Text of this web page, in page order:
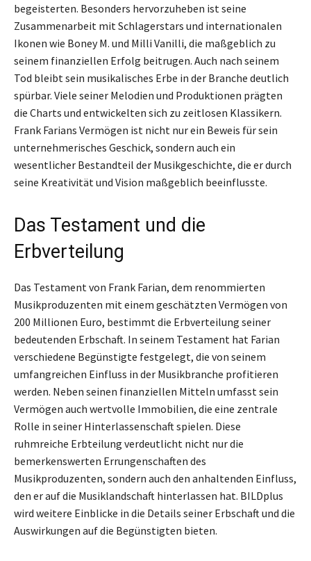
begeisterten. Besonders hervorzuheben ist seine
Zusammenarbeit mit Schlagerstars und internationalen
Ikonen wie Boney M. und Milli Vanilli, die maßgeblich zu
seinem finanziellen Erfolg beitrugen. Auch nach seinem
Tod bleibt sein musikalisches Erbe in der Branche deutlich
spürbar. Viele seiner Melodien und Produktionen prägten
die Charts und entwickelten sich zu zeitlosen Klassikern.
Frank Farians Vermögen ist nicht nur ein Beweis für sein
unternehmerisches Geschick, sondern auch ein
wesentlicher Bestandteil der Musikgeschichte, die er durch
seine Kreativität und Vision maßgeblich beeinflusste.
Das Testament und die
Erbverteilung
Das Testament von Frank Farian, dem renommierten
Musikproduzenten mit einem geschätzten Vermögen von
200 Millionen Euro, bestimmt die Erbverteilung seiner
bedeutenden Erbschaft. In seinem Testament hat Farian
verschiedene Begünstigte festgelegt, die von seinem
umfangreichen Einfluss in der Musikbranche profitieren
werden. Neben seinen finanziellen Mitteln umfasst sein
Vermögen auch wertvolle Immobilien, die eine zentrale
Rolle in seiner Hinterlassenschaft spielen. Diese
ruhmreiche Erbteilung verdeutlicht nicht nur die
bemerkenswerten Errungenschaften des
Musikproduzenten, sondern auch den anhaltenden Einfluss,
den er auf die Musiklandschaft hinterlassen hat. BILDplus
wird weitere Einblicke in die Details seiner Erbschaft und die
Auswirkungen auf die Begünstigten bieten.